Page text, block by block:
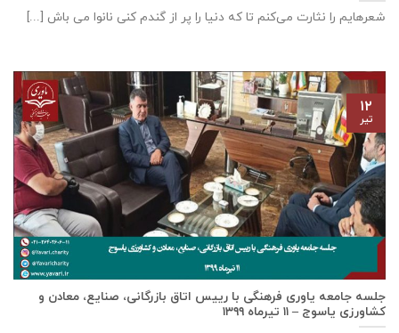
شعرهایم را نثارت می‌کنم تا که دنیا را پر از گندم کنی نانوا می باش [...]
جلسه جامعه یاوری فرهنگی با رييس اتاق بازرگانی، صنايع، معادن و
كشاورزی ياسوج – ۱۱ تیرماه ۱۳۹۹
۱۲
تیر